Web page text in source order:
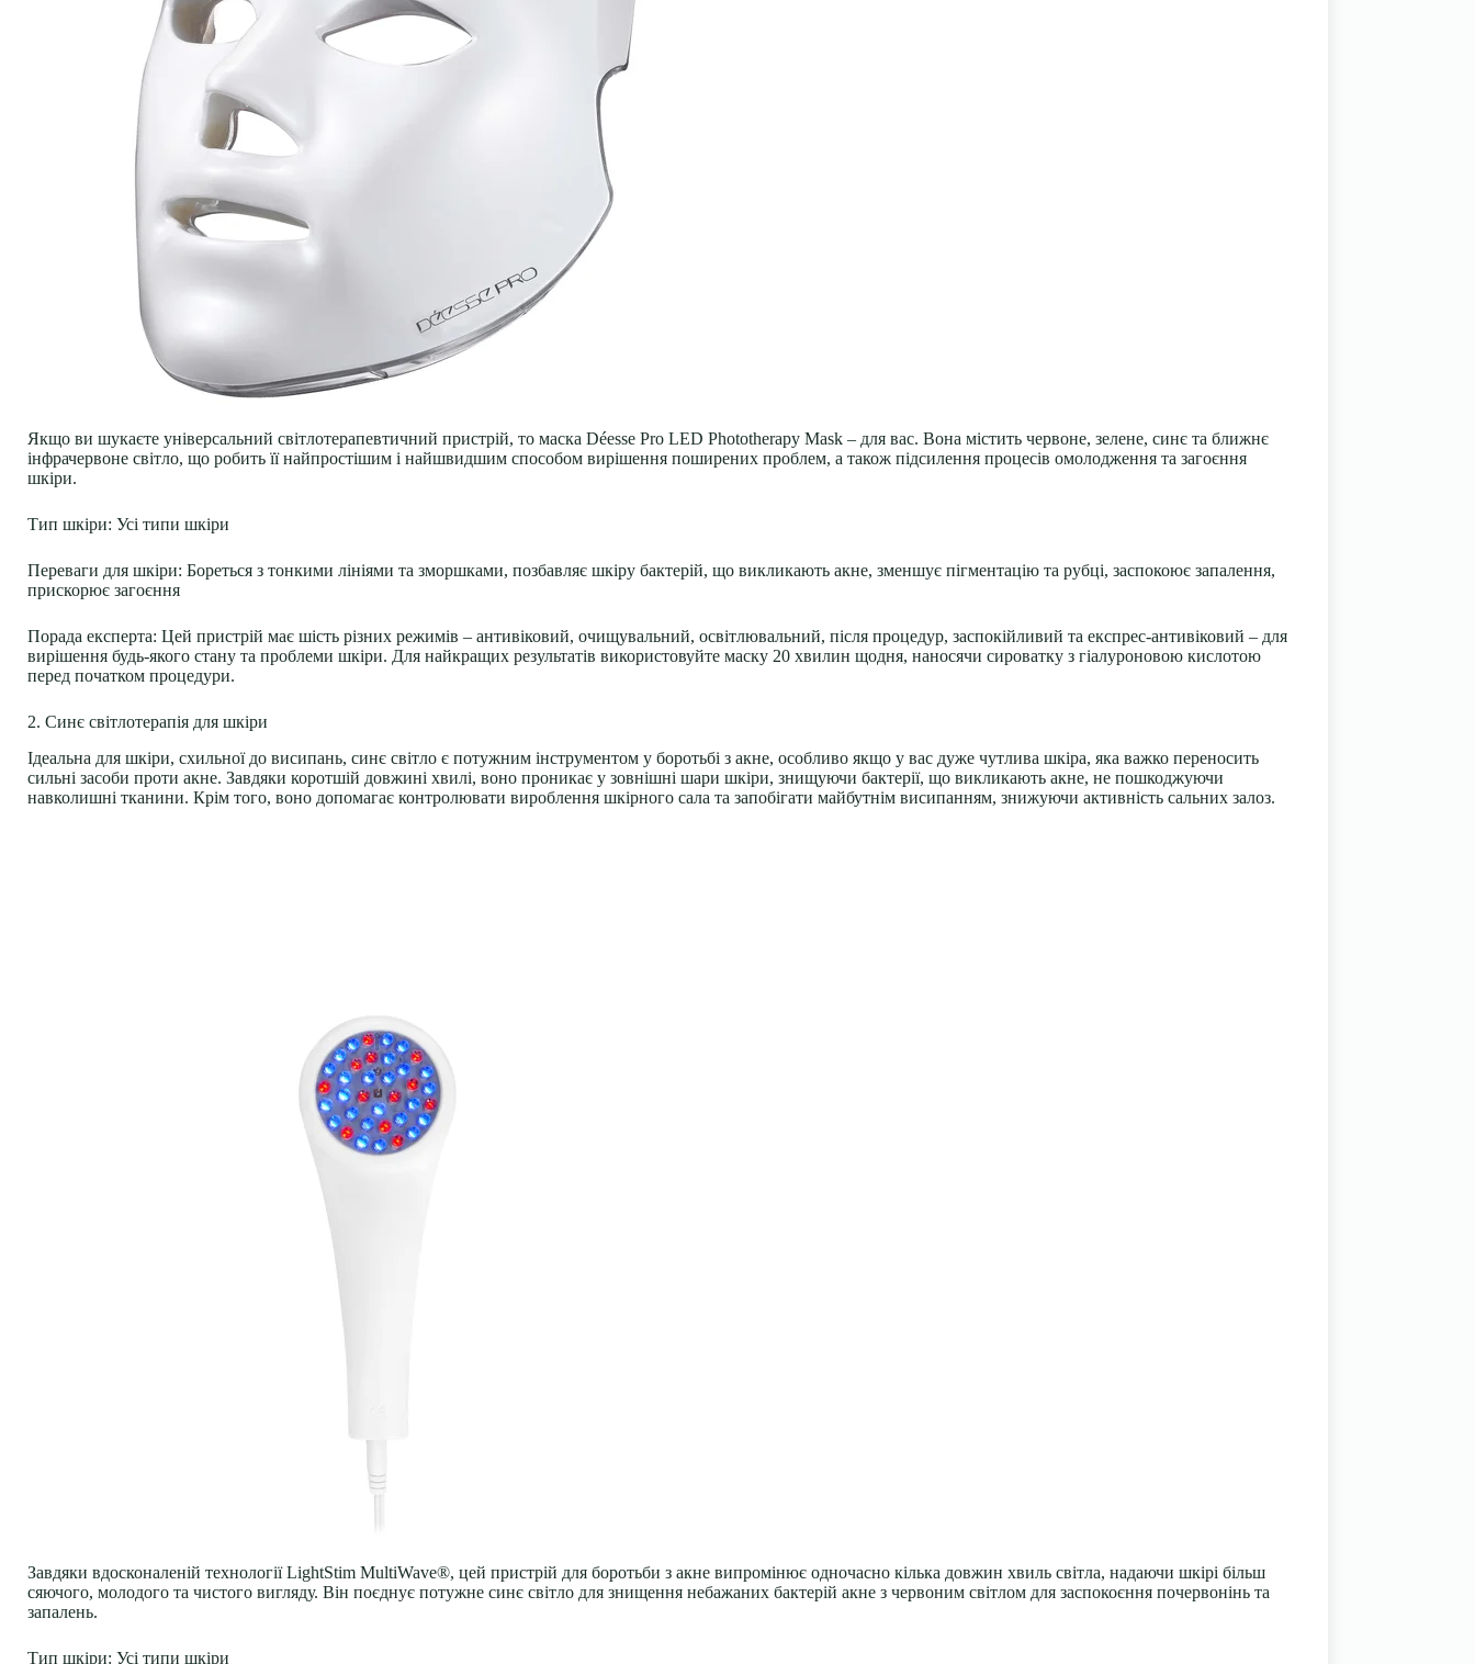
Якщо ви шукаєте універсальний світлотерапевтичний пристрій, то маска Déesse Pro LED Phototherapy Mask – для вас. Вона містить червоне, зелене, синє та ближнє
інфрачервоне світло, що робить її найпростішим і найшвидшим способом вирішення поширених проблем, а також підсилення процесів омолодження та загоєння
шкіри.
Тип шкіри: Усі типи шкіри
Переваги для шкіри: Бореться з тонкими лініями та зморшками, позбавляє шкіру бактерій, що викликають акне, зменшує пігментацію та рубці, заспокоює запалення,
прискорює загоєння
Порада експерта: Цей пристрій має шість різних режимів – антивіковий, очищувальний, освітлювальний, після процедур, заспокійливий та експрес-антивіковий – для
вирішення будь-якого стану та проблеми шкіри. Для найкращих результатів використовуйте маску 20 хвилин щодня, наносячи сироватку з гіалуроновою кислотою
перед початком процедури.
2. Синє світлотерапія для шкіри
Ідеальна для шкіри, схильної до висипань, синє світло є потужним інструментом у боротьбі з акне, особливо якщо у вас дуже чутлива шкіра, яка важко переносить
сильні засоби проти акне. Завдяки коротшій довжині хвилі, воно проникає у зовнішні шари шкіри, знищуючи бактерії, що викликають акне, не пошкоджуючи
навколишні тканини. Крім того, воно допомагає контролювати вироблення шкірного сала та запобігати майбутнім висипанням, знижуючи активність сальних залоз.
Завдяки вдосконаленій технології LightStim MultiWave®, цей пристрій для боротьби з акне випромінює одночасно кілька довжин хвиль світла, надаючи шкірі більш
сяючого, молодого та чистого вигляду. Він поєднує потужне синє світло для знищення небажаних бактерій акне з червоним світлом для заспокоєння почервонінь та
запалень.
Тип шкіри: Усі типи шкіри